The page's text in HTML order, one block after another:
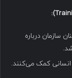
سازمان درباره
کمک می‌کنند.